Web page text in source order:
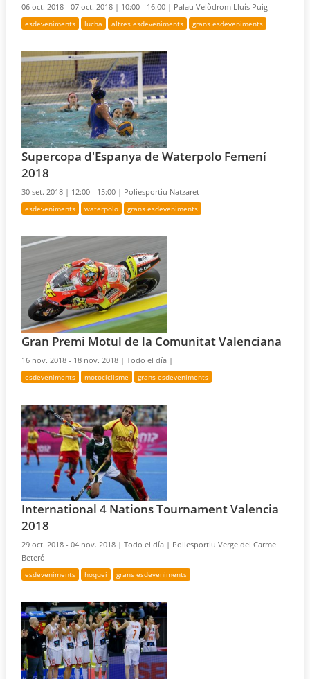
06 oct. 2018 - 07 oct. 2018 | 10:00 - 16:00 | Palau Velòdrom Lluís Puig
esdeveniments lucha altres esdeveniments grans esdeveniments
Supercopa d'Espanya de Waterpolo Femení
2018
30 set. 2018 | 12:00 - 15:00 | Poliesportiu Natzaret
esdeveniments waterpolo grans esdeveniments
Gran Premi Motul de la Comunitat Valenciana
16 nov. 2018 - 18 nov. 2018 |Todo el día |
esdeveniments motociclisme grans esdeveniments
International 4 Nations Tournament Valencia
2018
29 oct. 2018 - 04 nov. 2018 |Todo el día | Poliesportiu Verge del Carme
Beteró
esdeveniments hoquei grans esdeveniments